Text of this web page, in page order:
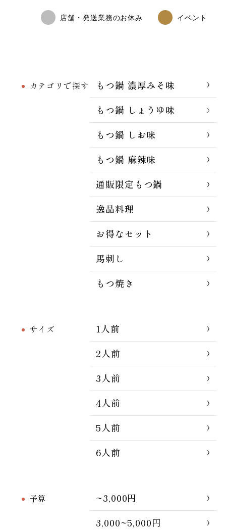
カテゴリで探す
もつ鍋 濃厚みそ味
もつ鍋 しょうゆ味
もつ鍋 しお味
もつ鍋 麻辣味
通販限定もつ鍋
逸品料理
お得なセット
馬刺し
もつ焼き
サイズ
1人前
2人前
3人前
4人前
5人前
6人前
予算
~3,000円
3,000~5,000円
店舗・発送業務のお休み イベント